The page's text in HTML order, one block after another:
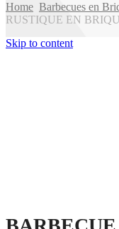
Home Barbecues en
RUSTIQUE EN
Skip to content